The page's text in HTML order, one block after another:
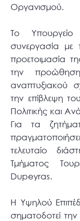
Οργανισμού.
Το
συνεργασία
προετοιμασία
την
αναπτυξιακού
την επίβλεψη
Πολιτικής και
Για τα
τελευταίο
Τμήματος
Dupeyras.
Η Υψηλού
σηματοδοτεί